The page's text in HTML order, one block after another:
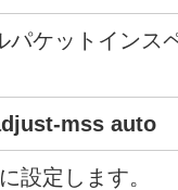
ケットインス
mss auto
設定します。